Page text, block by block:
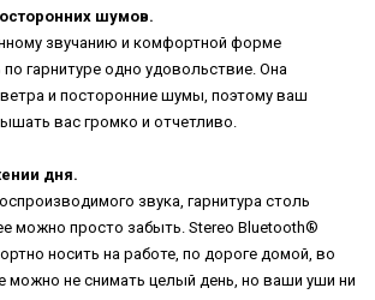
шумов.
звучанию и комфортной форме
гарнитуре одно удовольствие. Она
и посторонние шумы, поэтому ваш
вас громко и отчетливо.
дня.
звука, гарнитура столь
можно просто забыть. Stereo Bluetooth®
носить на работе, по дороге домой, во
можно не снимать целый день, но ваши уши ни